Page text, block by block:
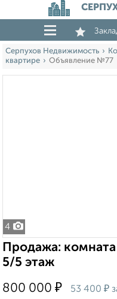
Серпухов Недвижимость
квартире
Объявление №77
4
Продажа:
5/5 этаж
800 000 ₽ 53 400 ₽